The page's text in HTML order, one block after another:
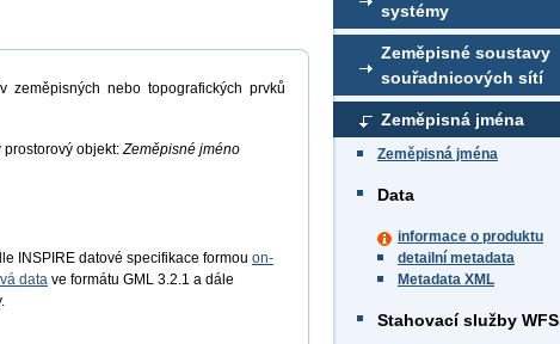
systémy
Zeměpisné soustavy
souřadnicových sítí
Zeměpisná jména
Zeměpisná jména
Data
informace o produktu
detailní metadata
Metadata XML
Stahovací služby WFS
nebo topografických prvků
prostorový objekt:Zeměpisné jméno
INSPIRE datové specifikace formou on-
data ve formátu GML 3.2.1 a dále